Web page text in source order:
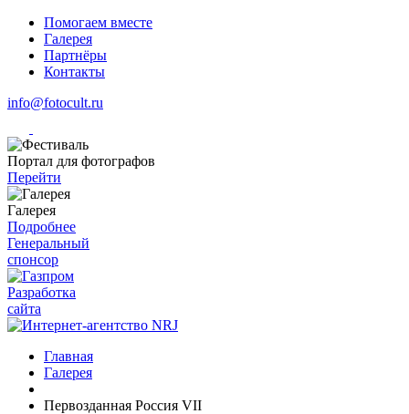
Помогаем вместе
Галерея
Партнёры
Контакты
info@fotocult.ru
Портал для фотографов
Перейти
Галерея
Подробнее
Генеральный
спонсор
Разработка
сайта
Главная
Галерея
Первозданная Россия VII